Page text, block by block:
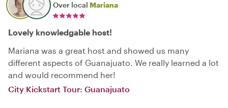
Over local Mariana
Lovely knowledgable host!
Mariana was a great host and showed us many
different aspects of Guanajuato. We really learned a lot
and would recommend her!
City Kickstart Tour: Guanajuato